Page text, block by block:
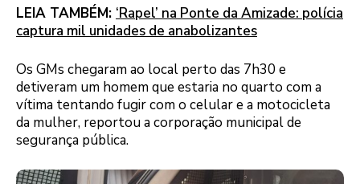
LEIA TAMBÉM: ‘Rapel’ na Ponte da Amizade: polícia
captura mil unidades de anabolizantes
Os GMs chegaram ao local perto das 7h30 e
detiveram um homem que estaria no quarto com a
vítima tentando fugir com o celular e a motocicleta
da mulher, reportou a corporação municipal de
segurança pública.